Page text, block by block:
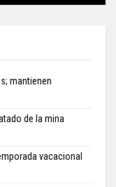
mantienen
de la mina
vacacional